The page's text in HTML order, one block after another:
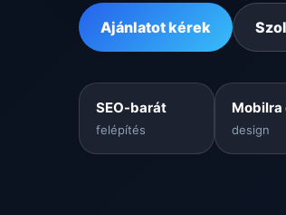
Ajánlatot kérek
SEO-barát
felépítés design